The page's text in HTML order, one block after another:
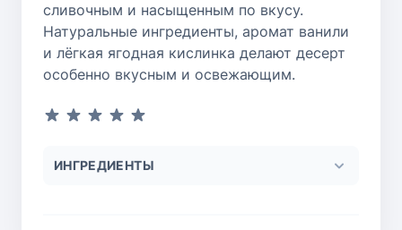
сливочным и насыщенным по вкусу.
Натуральные ингредиенты, аромат ванили
и лёгкая ягодная кислинка делают десерт
особенно вкусным и освежающим.
ИНГРЕДИЕНТЫ